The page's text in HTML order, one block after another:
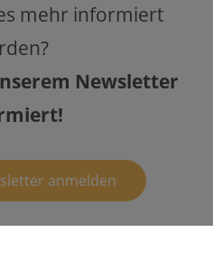
mehr informiert
Newsletter
anmelden